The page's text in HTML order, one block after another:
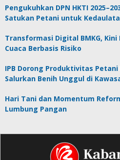
Pengukuhkan DPN HKTI
Satukan Petani untuk
Transformasi Digital BMKG,
Cuaca Berbasis Risiko
IPB Dorong Produktivitas
Salurkan Benih Unggul di
Hari Tani dan Momentum
Lumbung Pangan